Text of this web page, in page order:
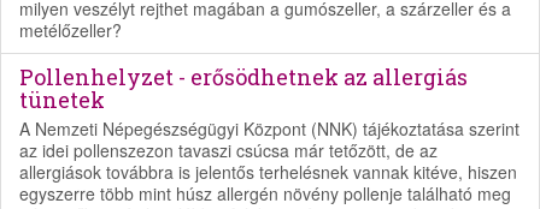
milyen veszélyt rejthet magában a gumószeller, a szárzeller és a
metélőzeller?
Pollenhelyzet - erősödhetnek az allergiás
tünetek
A Nemzeti Népegészségügyi Központ (NNK) tájékoztatása szerint
az idei pollenszezon tavaszi csúcsa már tetőzött, de az
allergiások továbbra is jelentős terhelésnek vannak kitéve, hiszen
egyszerre több mint húsz allergén növény pollenje található meg